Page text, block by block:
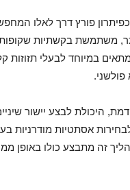
פורץ דרך לאלו
משתמשת בקשתיות שקופות
במיוחד לבעלי תזוזות
היכולת לבצע יישור
אסתטיות מודרניות
זה מתבצע כולו באופן